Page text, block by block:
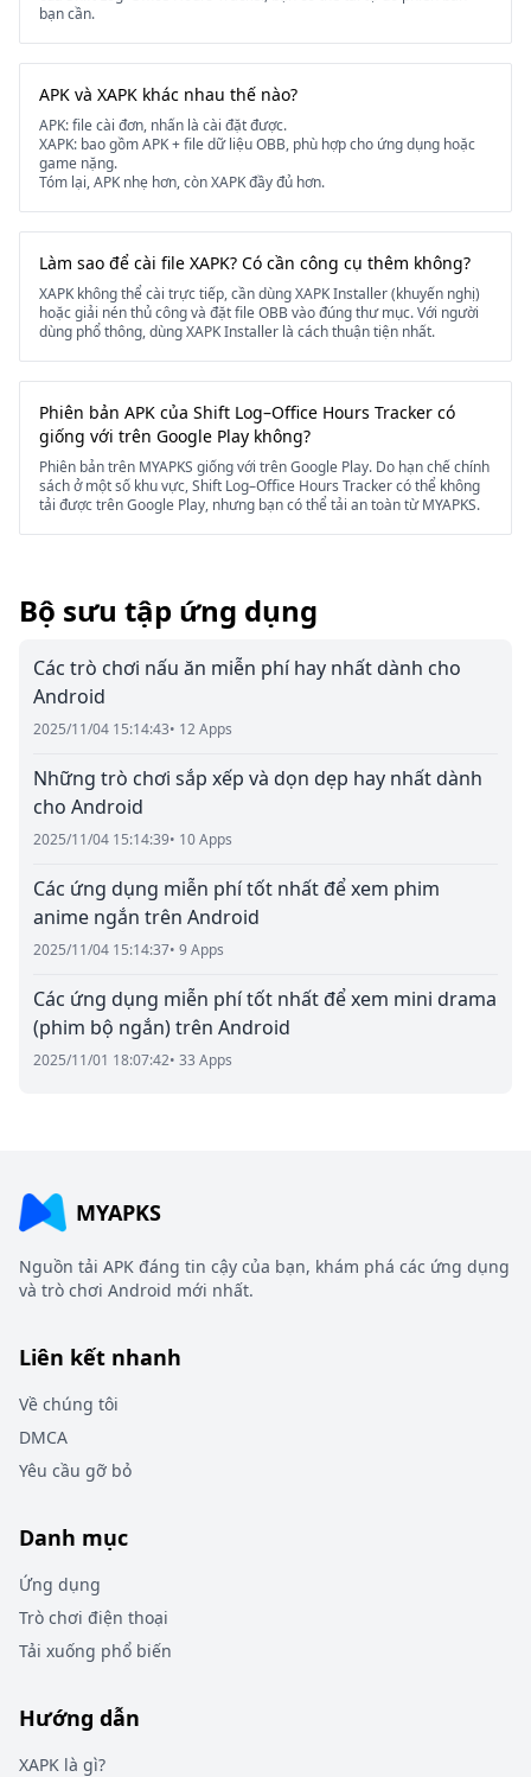
bạn cần.
APK và XAPK khác nhau thế nào?
APK: file cài đơn, nhấn là cài đặt được.
XAPK: bao gồm APK + file dữ liệu OBB, phù hợp cho ứng dụng hoặc
game nặng.
Tóm lại, APK nhẹ hơn, còn XAPK đầy đủ hơn.
Làm sao để cài file XAPK? Có cần công cụ thêm không?
XAPK không thể cài trực tiếp, cần dùng XAPK Installer (khuyến nghị)
hoặc giải nén thủ công và đặt file OBB vào đúng thư mục. Với người
dùng phổ thông, dùng XAPK Installer là cách thuận tiện nhất.
Phiên bản APK của Shift Log–Office Hours Tracker có
giống với trên Google Play không?
Phiên bản trên MYAPKS giống với trên Google Play. Do hạn chế chính
sách ở một số khu vực, Shift Log–Office Hours Tracker có thể không
tải được trên Google Play, nhưng bạn có thể tải an toàn từ MYAPKS.
Bộ sưu tập ứng dụng
Các trò chơi nấu ăn miễn phí hay nhất dành cho
Android
2025/11/04 15:14:43• 12 Apps
Những trò chơi sắp xếp và dọn dẹp hay nhất dành
cho Android
2025/11/04 15:14:39• 10 Apps
Các ứng dụng miễn phí tốt nhất để xem phim
anime ngắn trên Android
2025/11/04 15:14:37• 9 Apps
Các ứng dụng miễn phí tốt nhất để xem mini drama
(phim bộ ngắn) trên Android
2025/11/01 18:07:42• 33 Apps
MYAPKS
Nguồn tải APK đáng tin cậy của bạn, khám phá các ứng dụng
và trò chơi Android mới nhất.
Liên kết nhanh
Về chúng tôi
DMCA
Yêu cầu gỡ bỏ
Danh mục
Ứng dụng
Trò chơi điện thoại
Tải xuống phổ biến
Hướng dẫn
XAPK là gì?